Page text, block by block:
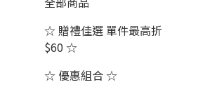
☆ 贈禮佳選 單件最高折
$60 ☆
☆ 優惠組合 ☆